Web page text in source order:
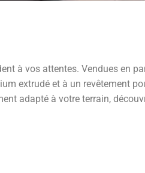
à vos attentes. Vendues en
extrudé et à un revêtement
adapté à votre terrain,